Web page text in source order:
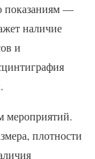
показаниям —
наличие
и
мероприятий.
плотности